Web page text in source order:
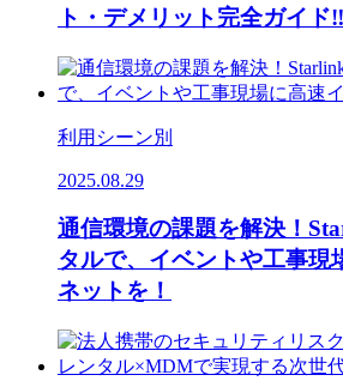
ト・デメリット完全ガイド‼
利用シーン別
2025.08.29
通信環境の課題を解決！
タルで、イベントや工事現
ネットを！